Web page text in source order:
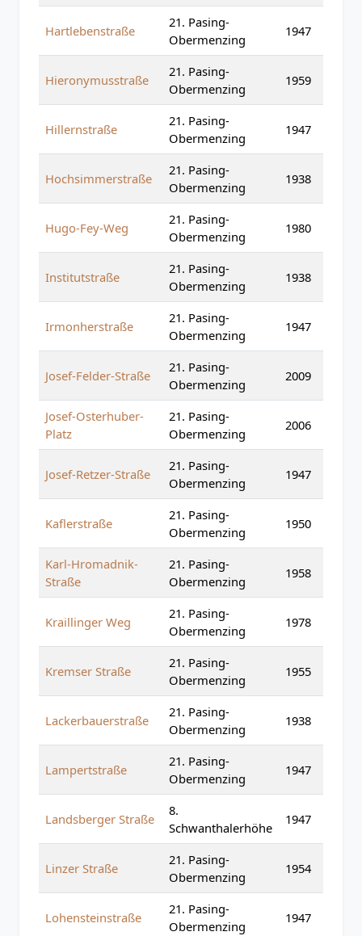
Hartlebenstraße
21. Pasing-
Obermenzing
1947
Hieronymusstraße
21. Pasing-
Obermenzing
1959
Hillernstraße
21. Pasing-
Obermenzing
1947
Hochsimmerstraße
21. Pasing-
Obermenzing
1938
Hugo-Fey-Weg
21. Pasing-
Obermenzing
1980
Institutstraße
21. Pasing-
Obermenzing
1938
Irmonherstraße
21. Pasing-
Obermenzing
1947
Josef-Felder-Straße
21. Pasing-
Obermenzing
2009
Josef-Osterhuber-
Platz
21. Pasing-
Obermenzing
2006
Josef-Retzer-Straße
21. Pasing-
Obermenzing
1947
Kaflerstraße
21. Pasing-
Obermenzing
1950
Karl-Hromadnik-
Straße
21. Pasing-
Obermenzing
1958
Kraillinger Weg
21. Pasing-
Obermenzing
1978
Kremser Straße
21. Pasing-
Obermenzing
1955
Lackerbauerstraße
21. Pasing-
Obermenzing
1938
Lampertstraße
21. Pasing-
Obermenzing
1947
Landsberger Straße
8.
Schwanthalerhöhe
1947
Linzer Straße
21. Pasing-
Obermenzing
1954
Lohensteinstraße
21. Pasing-
Obermenzing
1947